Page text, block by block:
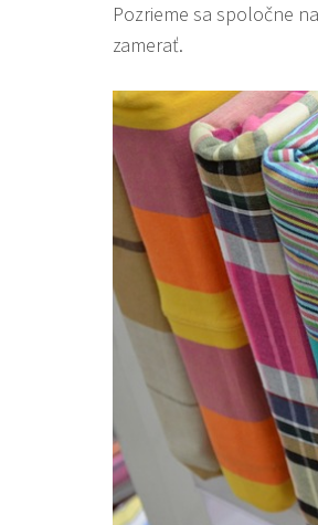
Pozrieme sa spoločne
zamerať.